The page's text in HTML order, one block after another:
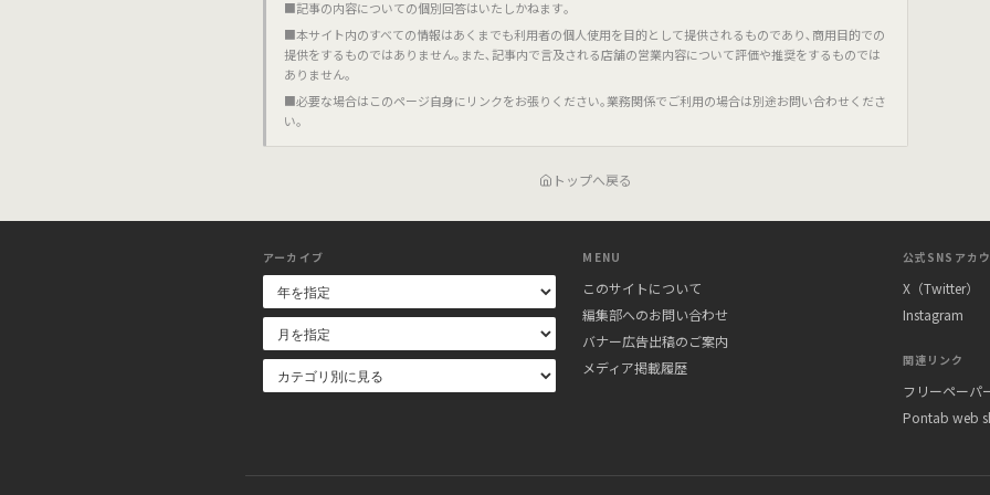
■記事の内容についての個別回答はいたしかねます｡
■本サイト内のすべての情報はあくまでも利用者の個人使用を目的として提供されるものであり､商用目的での
提供をするものではありません｡また､記事内で言及される店舗の営業内容について評価や推奨をするものでは
ありません｡
■必要な場合はこのページ自身にリンクをお張りください｡業務関係でご利用の場合は別途お問い合わせくださ
い｡
トップへ戻る
アーカイブ MENU
このサイトについて
編集部へのお問い合わせ
バナー広告出稿のご案内
メディア掲載履歴
公式SNSアカ
X（Twitter）
Instagram
関連リンク
フリーペーパ
Pontab web